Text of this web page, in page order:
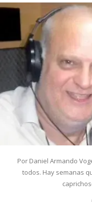
Por Daniel Armando
todos. Hay semanas